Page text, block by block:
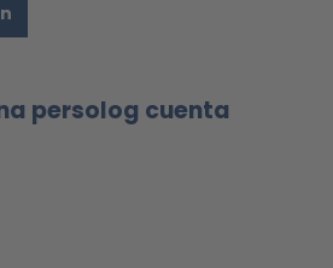
persolog cuenta